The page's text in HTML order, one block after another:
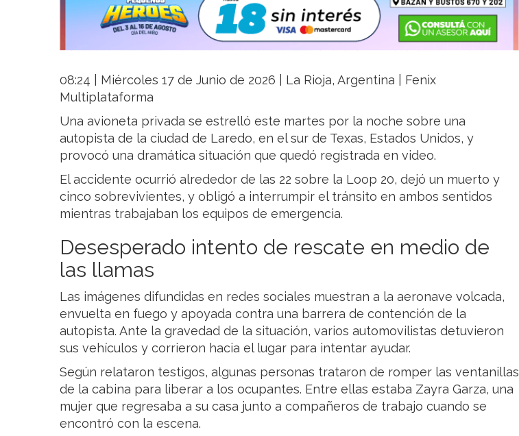
08:24 | Miércoles 17 de Junio de 2026 | La Rioja, Argentina | Fenix
Multiplataforma
Una avioneta privada se estrelló este martes por la noche sobre una
autopista de la ciudad de Laredo, en el sur de Texas, Estados Unidos, y
provocó una dramática situación que quedó registrada en video.
El accidente ocurrió alrededor de las 22 sobre la Loop 20, dejó un muerto y
cinco sobrevivientes, y obligó a interrumpir el tránsito en ambos sentidos
mientras trabajaban los equipos de emergencia.
Desesperado intento de rescate en medio de
las llamas
Las imágenes difundidas en redes sociales muestran a la aeronave volcada,
envuelta en fuego y apoyada contra una barrera de contención de la
autopista. Ante la gravedad de la situación, varios automovilistas detuvieron
sus vehículos y corrieron hacia el lugar para intentar ayudar.
Según relataron testigos, algunas personas trataron de romper las ventanillas
de la cabina para liberar a los ocupantes. Entre ellas estaba Zayra Garza, una
mujer que regresaba a su casa junto a compañeros de trabajo cuando se
encontró con la escena.